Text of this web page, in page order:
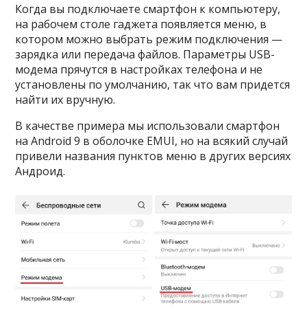
Когда вы подключаете смартфон к компьютеру,
на рабочем столе гаджета появляется меню, в
котором можно выбрать режим подключения —
зарядка или передача файлов. Параметры USB-
модема прячутся в настройках телефона и не
установлены по умолчанию, так что вам придется
найти их вручную.
В качестве примера мы использовали смартфон
на Android 9 в оболочке EMUI, но на всякий случай
привели названия пунктов меню в других версиях
Андроид.